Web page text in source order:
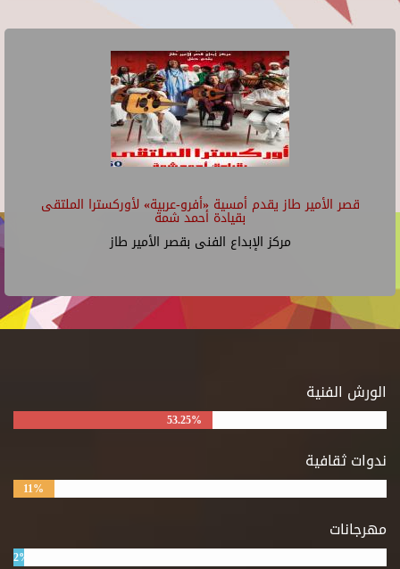
قصر الأمير طاز يقدم أمسية «أفرو-عربية» لأوركسترا الملتقى
بقيادة أحمد شمة
مركز الإبداع الفنى بقصر الأمير طاز
الورش الفنية
53.25%
ندوات ثقافية
11%
مهرجانات
2%